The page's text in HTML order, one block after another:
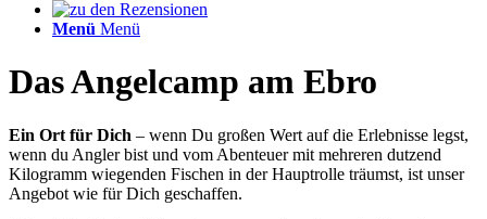
Menü Menü
DasAngelcamp am Ebro
Ein Ort für Dich – wenn Du großen Wert auf die Erlebnisse legst,
wenn du Angler bist und vom Abenteuer mit mehreren dutzend
Kilogramm wiegenden Fischen in der Hauptrolle träumst, ist unser
Angebot wie für Dich geschaffen.